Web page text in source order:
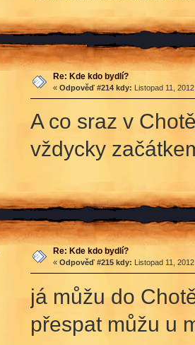
Re: Kde kdo bydlí?
« Odpověď #214 kdy: Listopad 11,
A co sraz v
vždycky
Re: Kde kdo bydlí?
« Odpověď #215 kdy: Listopad 11,
já můžu do
přespat můžu u